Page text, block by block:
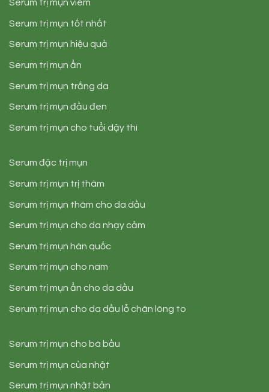
Serum trị mụn viêm
Serum trị mụn tốt nhất
Serum trị mụn hiệu quả
Serum trị mụn ẩn
Serum trị mụn trắng da
Serum trị mụn đầu đen
Serum trị mụn cho tuổi dậy thì
Serum đặc trị mụn
Serum trị mụn trị thâm
Serum trị mụn thâm cho da dầu
Serum trị mụn cho da nhạy cảm
Serum trị mụn hàn quốc
Serum trị mụn cho nam
Serum trị mụn ẩn cho da dầu
Serum trị mụn cho da dầu lỗ chân lông to
Serum trị mụn cho bà bầu
Serum trị mụn của nhật
Serum trị mụn nhật bản